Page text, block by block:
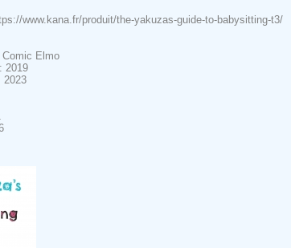
www.kana.fr/produit/the-yakuzas-guide-to-babysitting-t3/
Comic Elmo
2019
2023